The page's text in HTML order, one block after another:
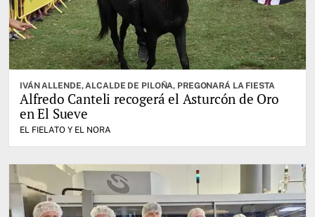
IVÁN ALLENDE, ALCALDE DE PILOÑA, PREGONARÁ LA FIESTA
Alfredo Canteli recogerá el Asturcón de Oro
en El Sueve
EL FIELATO Y EL NORA